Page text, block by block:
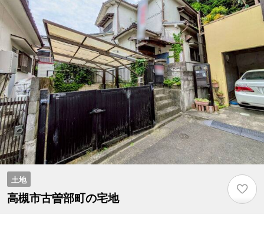
土地
高槻市古曽部町の宅地
♡